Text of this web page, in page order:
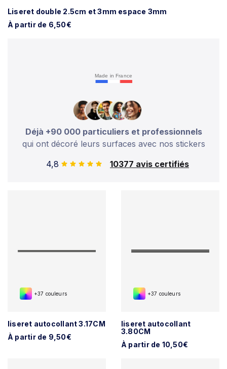
Liseret double 2.5cm et 3mm espace 3mm
À partir de 6,50€
Made in France
Déjà +90 000 particuliers et professionnels
qui ont décoré leurs surfaces avec nos stickers
4,8
10377 avis certifiés
+37 couleurs
liseret autocollant 3.17CM
À partir de 9,50€
+37 couleurs
liseret autocollant
3.80CM
À partir de 10,50€